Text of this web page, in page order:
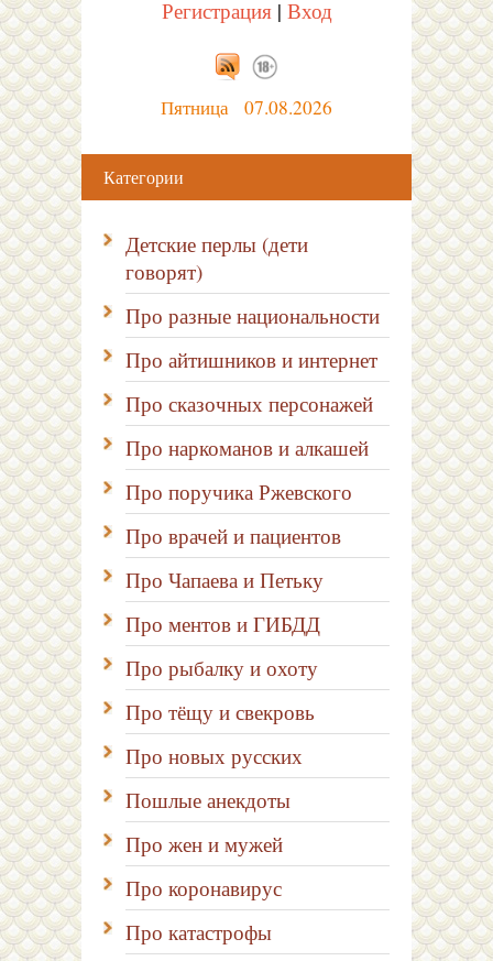
Регистрация| Вход
Пятница 07.08.2026
Категории
Детские перлы (дети
говорят)
Про разные национальности
Про айтишников и интернет
Про сказочных персонажей
Про наркоманов и алкашей
Про поручика Ржевского
Про врачей и пациентов
Про Чапаева и Петьку
Про ментов и ГИБДД
Про рыбалку и охоту
Про тёщу и свекровь
Про новых русских
Пошлые анекдоты
Про жен и мужей
Про коронавирус
Про катастрофы